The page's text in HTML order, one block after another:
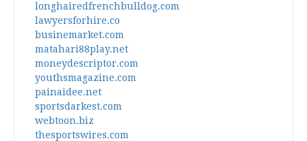
longhairedfrenchbulldog.com
lawyersforhire.co
businemarket.com
matahari88play.net
moneydescriptor.com
youthsmagazine.com
painaidee.net
sportsdarkest.com
webtoon.biz
thesportswires.com